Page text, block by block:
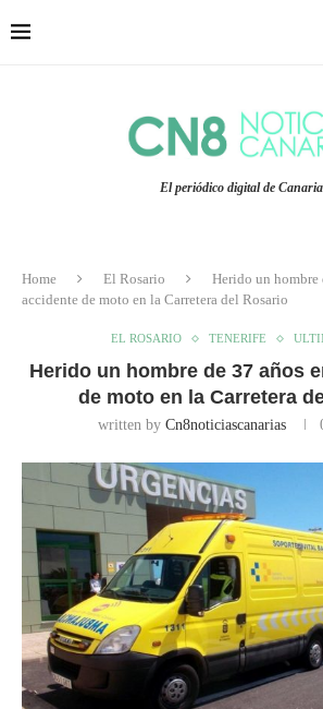
El periódico digital de
Home El Rosario
Herido un hombre
accidente de moto en la Carretera del Rosario
EL ROSARIO TENERIFE
Herido un hombre de 37 años
de moto en la Carretera
written by Cn8noticiascanarias